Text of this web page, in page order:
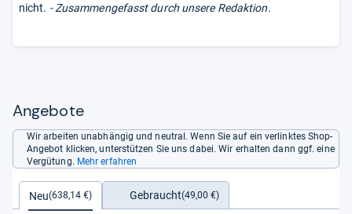
nicht. - Zusammengefasst durch unsere Redaktion.
Angebote
Wir arbeiten unabhängig und neutral. Wenn Sie auf ein verlinktes Shop-
Angebot klicken, unterstützen Sie uns dabei. Wir erhalten dann ggf. eine
Vergütung. Mehr erfahren
Neu(638,14 €) Gebraucht(49,00 €)